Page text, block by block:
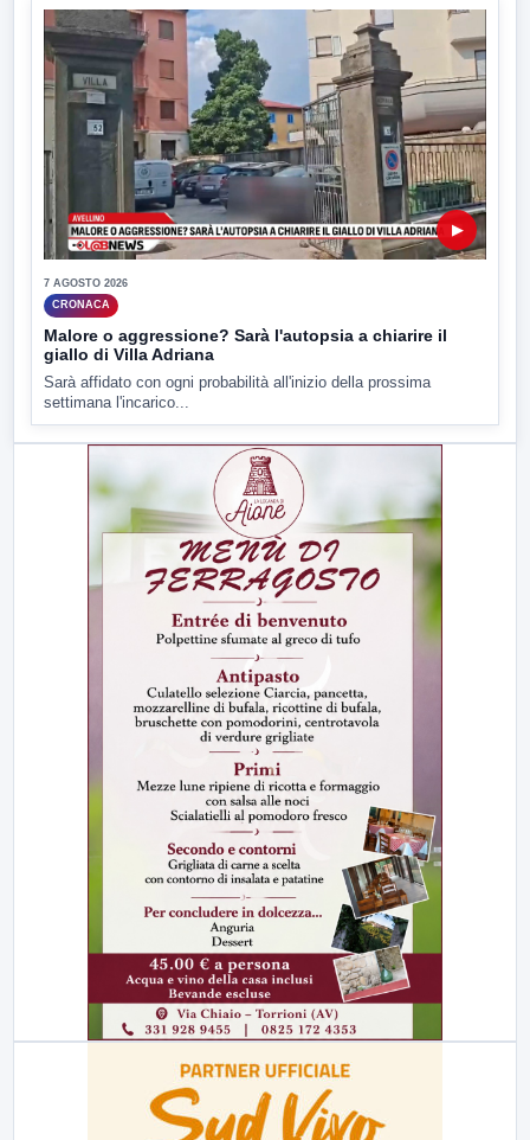
▶
7 AGOSTO 2026
CRONACA
Malore o aggressione? Sarà l'autopsia a chiarire il
giallo di Villa Adriana
Sarà affidato con ogni probabilità all'inizio della prossima
settimana l'incarico...